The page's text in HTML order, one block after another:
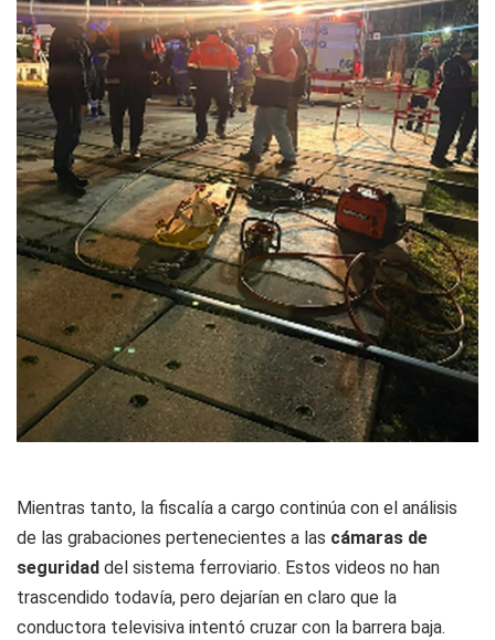
Mientras tanto, la fiscalía a cargo continúa con el análisis
de las grabaciones pertenecientes a las cámaras de
seguridad del sistema ferroviario. Estos videos no han
trascendido todavía, pero dejarían en claro que la
conductora televisiva intentó cruzar con la barrera baja.